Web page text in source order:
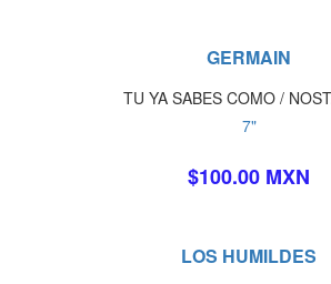
GERMAIN
TU YA SABES COMO /
7"
$100.00 MXN
LOS HUMILDES